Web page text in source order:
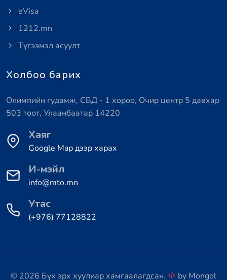
eVisa
1212.mn
Түгээмэл асуулт
Холбоо барих
Олимпийн гудамж, СБД - 1 хороо, Очир центр 5 давхар
503 тоот, Улаанбаатар 14220
Хаяг
Google Map дээр харах
И-мэйл
info@mto.mn
Утас
(+976) 77128822
© 2026 Бүх эрх хуулиар хамгаалагдсан. by Mongol